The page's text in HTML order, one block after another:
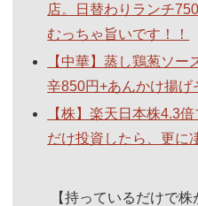
店。日替わりランチ
むっちゃ旨いです！！
【中華】蒸し鶏葱ソ
辛850円+あんかけ揚げ
【株】楽天日本株4.3
だけ投資したら、更に
【持っているだけで